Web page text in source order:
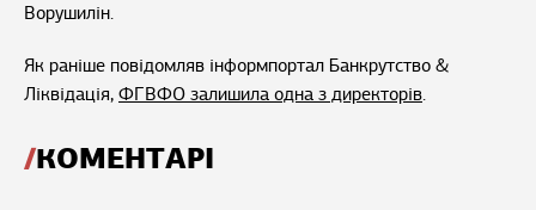
Ворушилін.
Як раніше повідомляв інформпортал Банкрутство &
Ліквідація, ФГВФО залишила одна з директорів.
КОМЕНТАРІ